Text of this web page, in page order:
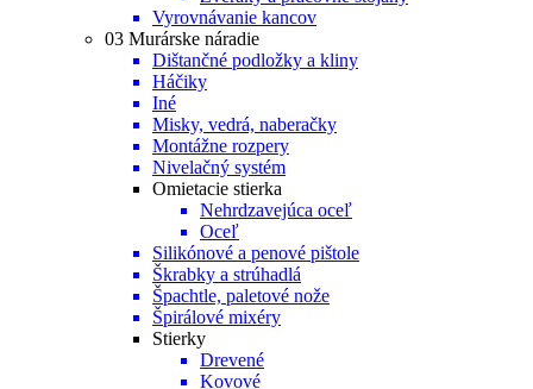
Vyrovnávanie kancov
03 Murárske náradie
Dištančné podložky a kliny
Háčiky
Iné
Misky, vedrá, naberačky
Montážne rozpery
Nivelačný systém
Omietacie stierka
Nehrdzavejúca oceľ
Oceľ
Silikónové a penové pištole
Škrabky a strúhadlá
Špachtle, paletové nože
Špirálové mixéry
Stierky
Drevené
Kovové